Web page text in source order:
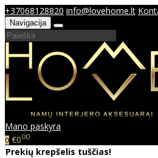
+37068128820 info@lovehome.lt
Navigacija
Mano paskyra
0 €000
Prekių krepšelis tuščias!